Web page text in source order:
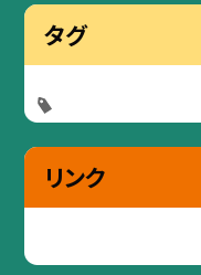
タグ
リンク